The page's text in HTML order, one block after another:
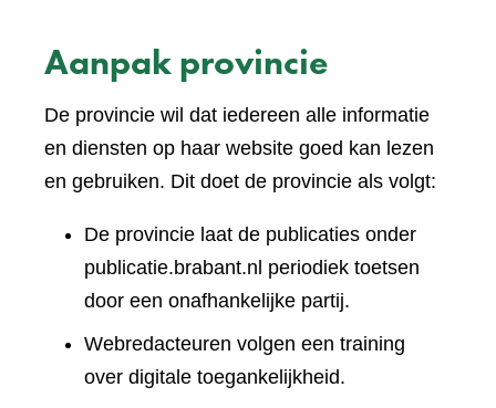
Aanpak provincie
De provincie wil dat iedereen alle informatie
en diensten op haar website goed kan lezen
en gebruiken. Dit doet de provincie als volgt:
De provincie laat de publicaties onder
publicatie.brabant.nl periodiek toetsen
door een onafhankelijke partij.
Webredacteuren volgen een training
over digitale toegankelijkheid.